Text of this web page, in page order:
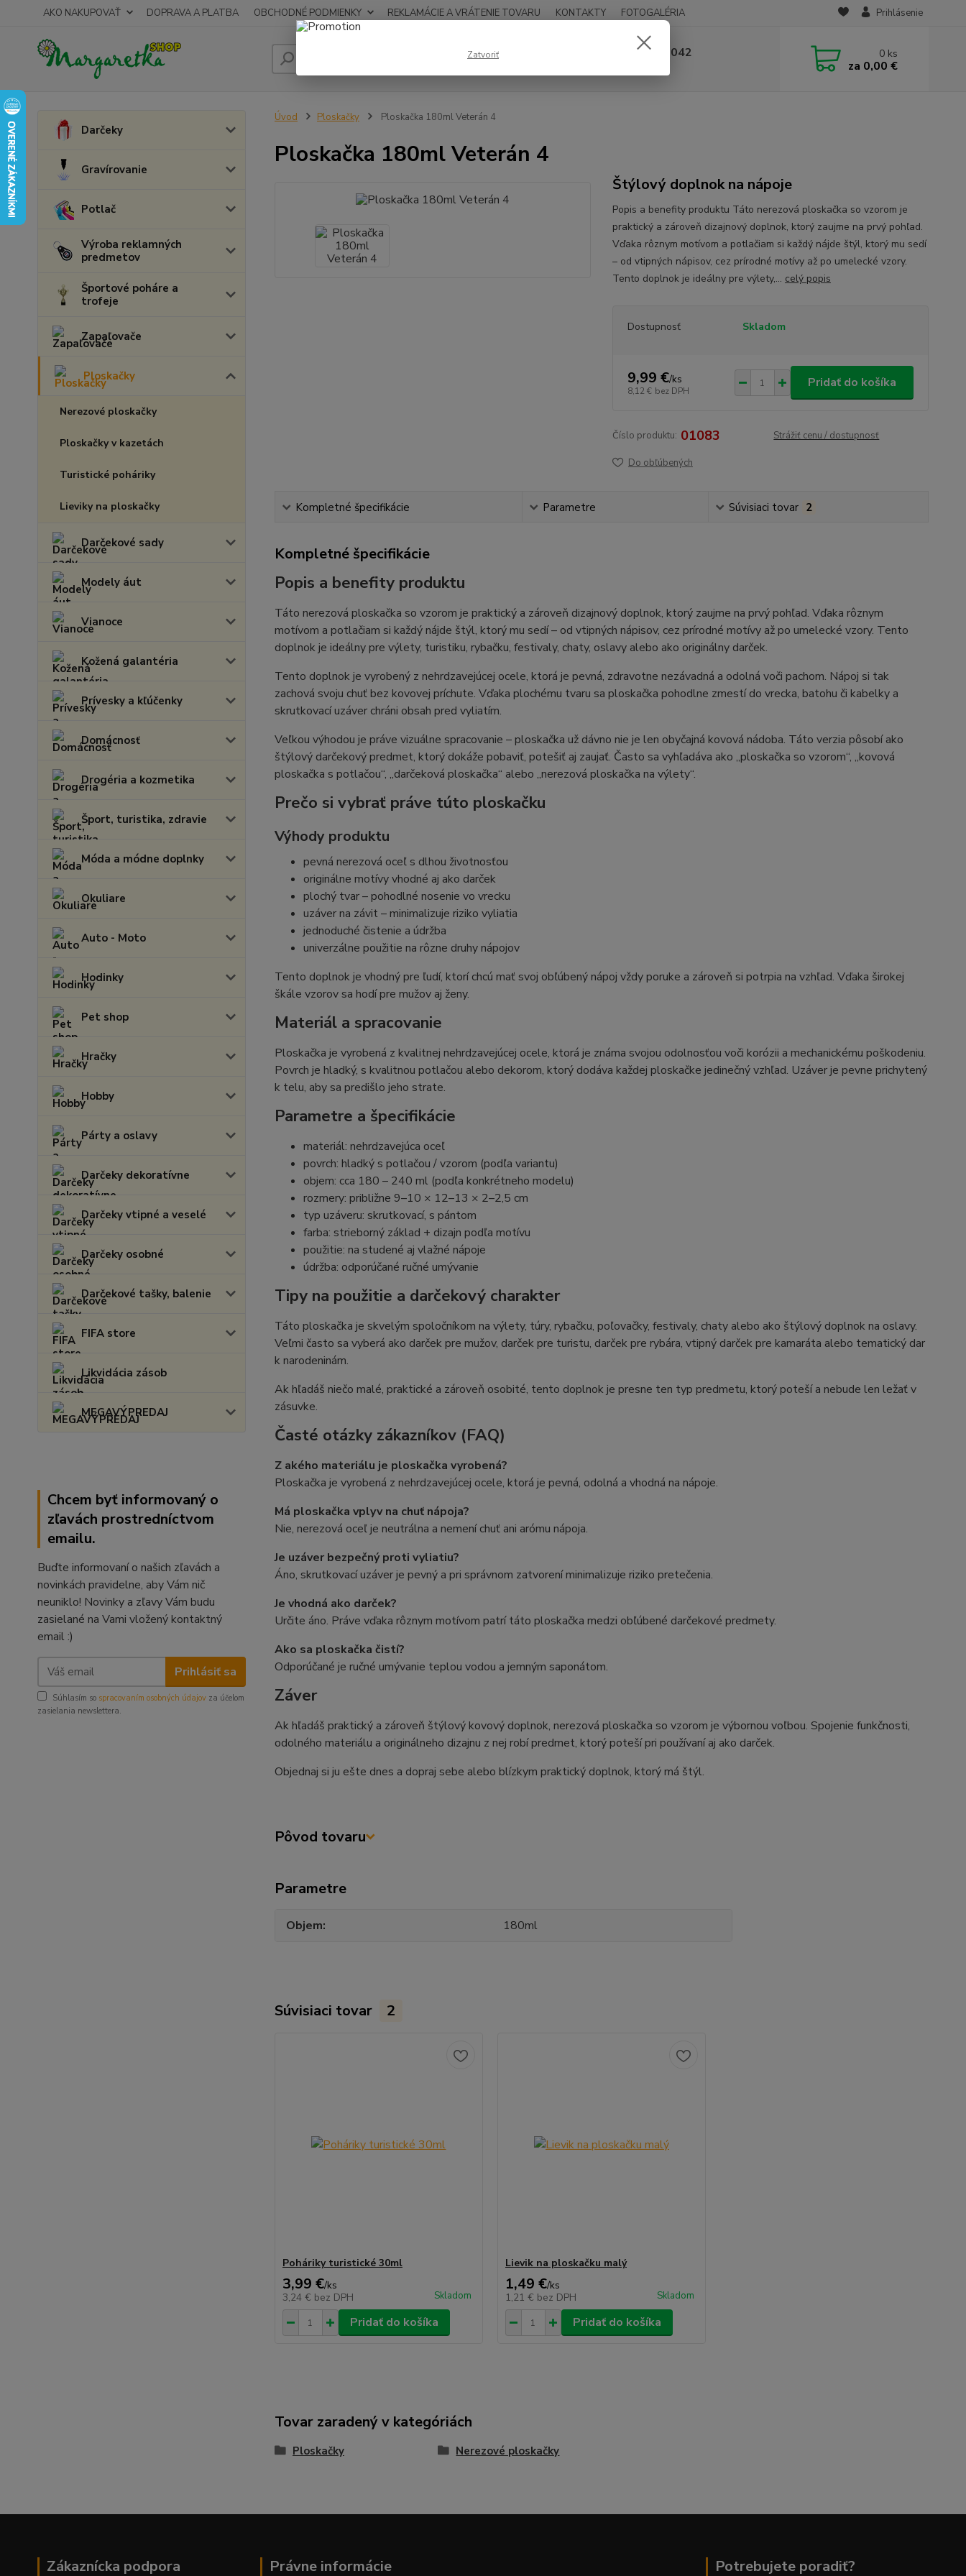
AKO NAKUPOVAŤ DOPRAVA A PLATBA OBCHODNÉ PODMIENKY REKLAMÁCIE A VRÁTENIE TOVARU KONTAKTY FOTOGALÉRIA Prihlásenie
Hľadať 0948 236 042 0 ks
za 0,00 €
Darčeky
Gravírovanie
Potlač
Výroba reklamných
predmetov
Športové poháre a
trofeje
Zapaľovače
Ploskačky
Nerezové ploskačky
Ploskačky v kazetách
Turistické poháriky
Lieviky na ploskačky
Darčekové sady
Modely áut
Vianoce
Kožená galantéria
Prívesky a kľúčenky
Domácnosť
Drogéria a kozmetika
Šport, turistika, zdravie
Móda a módne doplnky
Okuliare
Auto - Moto
Hodinky
Pet shop
Hračky
Hobby
Párty a oslavy
Darčeky dekoratívne
Darčeky vtipné a veselé
Darčeky osobné
Darčekové tašky, balenie
FIFA store
Likvidácia zásob
MEGAVÝPREDAJ
Chcem byť informovaný o
zľavách prostredníctvom
emailu.
Buďte informovaní o našich zľavách a
novinkách pravidelne, aby Vám nič
neuniklo! Novinky a zľavy Vám budu
zasielané na Vami vložený kontaktný
email :)
Prihlásiť sa
Súhlasím so spracovaním osobných údajov za účelom
zasielania newslettera.
Úvod Ploskačky Ploskačka 180ml Veterán 4
Ploskačka 180ml Veterán 4
Štýlový doplnok na nápoje
Popis a benefity produktu Táto nerezová ploskačka so vzorom je
praktický a zároveň dizajnový doplnok, ktorý zaujme na prvý pohľad.
Vďaka rôznym motívom a potlačiam si každý nájde štýl, ktorý mu sedí
– od vtipných nápisov, cez prírodné motívy až po umelecké vzory.
Tento doplnok je ideálny pre výlety,... celý popis
Dostupnosť Skladom
9,99 €/ks
8,12 € bez DPH
Pridať do košíka
Číslo produktu: 01083 Strážiť cenu / dostupnosť
Do obľúbených
Kompletné špecifikácie Parametre Súvisiaci tovar 2
Kompletné špecifikácie
Popis a benefity produktu
Táto nerezová ploskačka so vzorom je praktický a zároveň dizajnový doplnok, ktorý zaujme na prvý pohľad. Vďaka rôznym
motívom a potlačiam si každý nájde štýl, ktorý mu sedí – od vtipných nápisov, cez prírodné motívy až po umelecké vzory. Tento
doplnok je ideálny pre výlety, turistiku, rybačku, festivaly, chaty, oslavy alebo ako originálny darček.
Tento doplnok je vyrobený z nehrdzavejúcej ocele, ktorá je pevná, zdravotne nezávadná a odolná voči pachom. Nápoj si tak
zachová svoju chuť bez kovovej príchute. Vďaka plochému tvaru sa ploskačka pohodlne zmestí do vrecka, batohu či kabelky a
skrutkovací uzáver chráni obsah pred vyliatím.
Veľkou výhodou je práve vizuálne spracovanie – ploskačka už dávno nie je len obyčajná kovová nádoba. Táto verzia pôsobí ako
štýlový darčekový predmet, ktorý dokáže pobaviť, potešiť aj zaujať. Často sa vyhľadáva ako „ploskačka so vzorom“, „kovová
ploskačka s potlačou“, „darčeková ploskačka“ alebo „nerezová ploskačka na výlety“.
Prečo si vybrať práve túto ploskačku
Výhody produktu
pevná nerezová oceľ s dlhou životnosťou
originálne motívy vhodné aj ako darček
plochý tvar – pohodlné nosenie vo vrecku
uzáver na závit – minimalizuje riziko vyliatia
jednoduché čistenie a údržba
univerzálne použitie na rôzne druhy nápojov
Tento doplnok je vhodný pre ľudí, ktorí chcú mať svoj obľúbený nápoj vždy poruke a zároveň si potrpia na vzhľad. Vďaka širokej
škále vzorov sa hodí pre mužov aj ženy.
Materiál a spracovanie
Ploskačka je vyrobená z kvalitnej nehrdzavejúcej ocele, ktorá je známa svojou odolnosťou voči korózii a mechanickému poškodeniu.
Povrch je hladký, s kvalitnou potlačou alebo dekorom, ktorý dodáva každej ploskačke jedinečný vzhľad. Uzáver je pevne prichytený
k telu, aby sa predišlo jeho strate.
Parametre a špecifikácie
materiál: nehrdzavejúca oceľ
povrch: hladký s potlačou / vzorom (podľa variantu)
objem: cca 180 – 240 ml (podľa konkrétneho modelu)
rozmery: približne 9–10 × 12–13 × 2–2,5 cm
typ uzáveru: skrutkovací, s pántom
farba: strieborný základ + dizajn podľa motívu
použitie: na studené aj vlažné nápoje
údržba: odporúčané ručné umývanie
Tipy na použitie a darčekový charakter
Táto ploskačka je skvelým spoločníkom na výlety, túry, rybačku, poľovačky, festivaly, chaty alebo ako štýlový doplnok na oslavy.
Veľmi často sa vyberá ako darček pre mužov, darček pre turistu, darček pre rybára, vtipný darček pre kamaráta alebo tematický dar
k narodeninám.
Ak hľadáš niečo malé, praktické a zároveň osobité, tento doplnok je presne ten typ predmetu, ktorý poteší a nebude len ležať v
zásuvke.
Časté otázky zákazníkov (FAQ)
Z akého materiálu je ploskačka vyrobená?
Ploskačka je vyrobená z nehrdzavejúcej ocele, ktorá je pevná, odolná a vhodná na nápoje.
Má ploskačka vplyv na chuť nápoja?
Nie, nerezová oceľ je neutrálna a nemení chuť ani arómu nápoja.
Je uzáver bezpečný proti vyliatiu?
Áno, skrutkovací uzáver je pevný a pri správnom zatvorení minimalizuje riziko pretečenia.
Je vhodná ako darček?
Určite áno. Práve vďaka rôznym motívom patrí táto ploskačka medzi obľúbené darčekové predmety.
Ako sa ploskačka čistí?
Odporúčané je ručné umývanie teplou vodou a jemným saponátom.
Záver
Ak hľadáš praktický a zároveň štýlový kovový doplnok, nerezová ploskačka so vzorom je výbornou voľbou. Spojenie funkčnosti,
odolného materiálu a originálneho dizajnu z nej robí predmet, ktorý poteší pri používaní aj ako darček.
Objednaj si ju ešte dnes a dopraj sebe alebo blízkym praktický doplnok, ktorý má štýl.
Pôvod tovaru
Parametre
Objem 180ml
Súvisiaci tovar 2
Poháriky turistické 30ml
3,99 €/ks
3,24 € bez DPH Skladom
Pridať do košíka
Lievik na ploskačku malý
1,49 €/ks
1,21 € bez DPH Skladom
Pridať do košíka
Tovar zaradený v kategóriách
Ploskačky Nerezové ploskačky
Zákaznícka podpora Právne informácie Potrebujete poradiť?
Zatvoriť